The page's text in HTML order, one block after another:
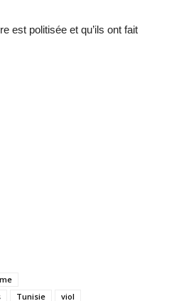
est politisée et qu’ils ont fait
Tunisie viol